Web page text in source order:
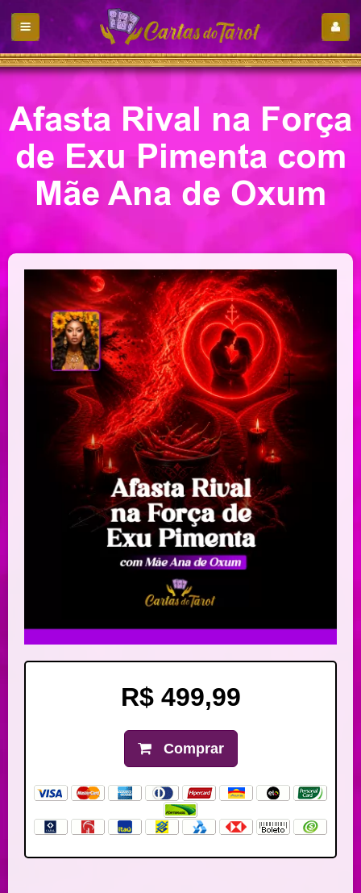
Afasta Rival na Força
de Exu Pimenta com
Mãe Ana de Oxum
R$ 499,99
Comprar